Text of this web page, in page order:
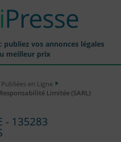
publiez vos annonces légales
meilleur prix
Légales
en Ligne
Responsabilité Limitée (SARL)
- 135283